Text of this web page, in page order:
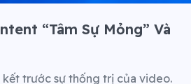
“Tâm Sự Mỏng” Và
trước sự thống trị của video.